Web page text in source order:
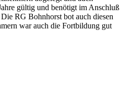
gültig und benötigt im Anschluß
RG Bohnhorst bot auch diesen
war auch die Fortbildung gut